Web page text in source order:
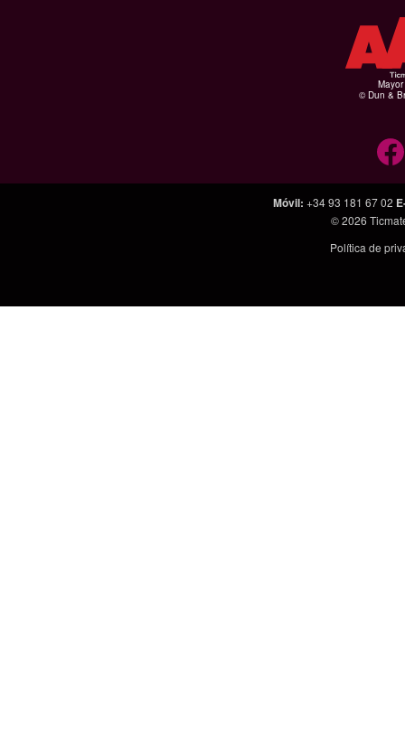
© Dun &
Móvil: +34 93 181 67 02
© 2026
Política de